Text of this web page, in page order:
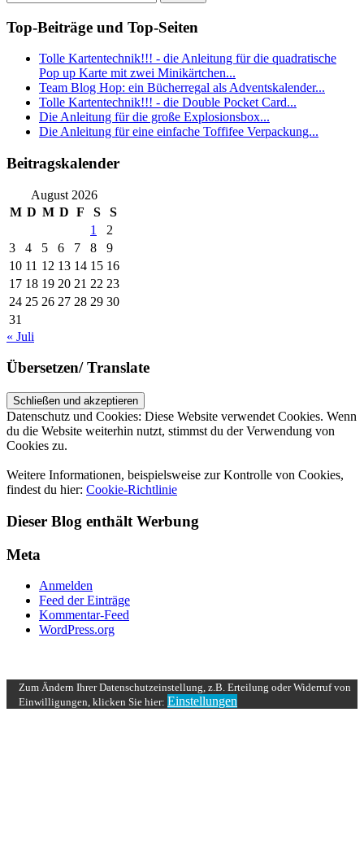
Top-Beiträge und Top-Seiten
Tolle Kartentechnik!!! - die Anleitung für die quadratische
Pop up Karte mit zwei Minikärtchen...
Team Blog Hop: ein Bücherregal als Adventskalender...
Tolle Kartentechnik!!! - die Double Pocket Card...
Die Anleitung für die große Explosionsbox...
Die Anleitung für eine einfache Toffifee Verpackung...
Beitragskalender
August 2026
M D M D F S
S
1
2
3
4 5 6 7 8
9
10 11 12 13 14 15 16
17 18 19 20 21 22 23
24 25 26 27 28 29 30
31
« Juli
Übersetzen/ Translate
Datenschutz und Cookies: Diese Website verwendet Cookies. Wenn
du die Website weiterhin nutzt, stimmst du der Verwendung von
Cookies zu.
Weitere Informationen, beispielsweise zur Kontrolle von Cookies,
findest du hier: Cookie-Richtlinie
Dieser Blog enthält Werbung
Meta
Anmelden
Feed der Einträge
Kommentar-Feed
WordPress.org
Zum Ändern Ihrer Datenschutzeinstellung, z.B. Erteilung oder Widerruf von
Einwilligungen, klicken Sie hier: Einstellungen